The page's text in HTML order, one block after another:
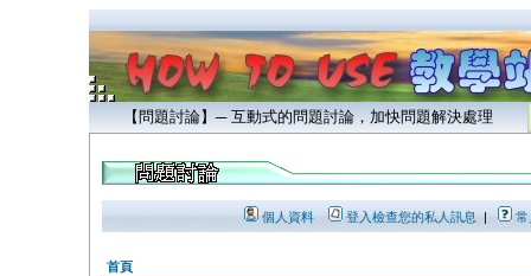
【問題討論】─ 互動式的問題討論，加快問題解決處理
個人資料 登入檢查您的私人訊息| 常
首頁